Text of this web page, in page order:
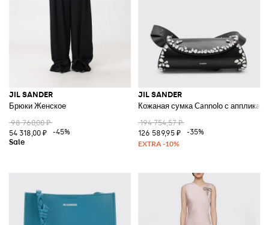
JIL SANDER
Брюки Женское
98 760,00 ₽
54 318,00 ₽
-45%
JIL SANDER
Кожаная сумка Cannolo с
194 754,57 ₽
126 589,95 ₽
-35%